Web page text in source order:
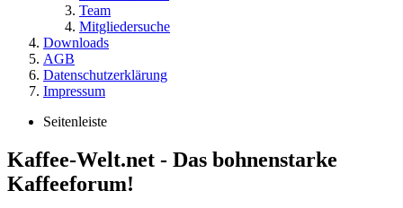
Team
Mitgliedersuche
Downloads
AGB
Datenschutzerklärung
Impressum
Seitenleiste
Kaffee-Welt.net - Das bohnenstarke
Kaffeeforum!